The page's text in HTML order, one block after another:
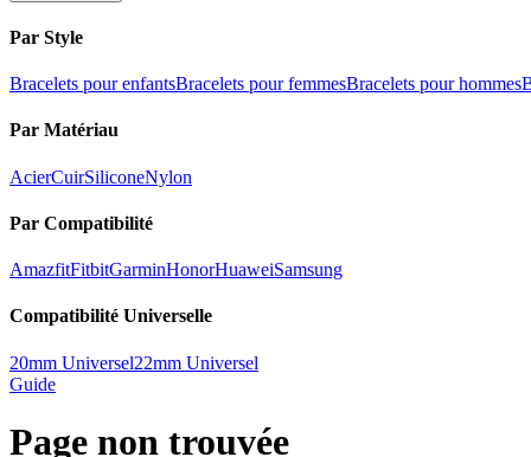
Par Style
Bracelets pour enfantsBracelets pour femmesBracelets pour hommes
Par Matériau
AcierCuirSiliconeNylon
Par Compatibilité
AmazfitFitbitGarminHonorHuaweiSamsung
Compatibilité Universelle
20mm Universel22mm Universel
Guide
Page non trouvée